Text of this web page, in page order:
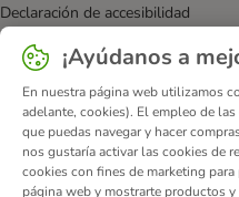
Declaración de accesibilidad
© zooplus SE2026
¡Ayúdanos a
En nuestra página web utilizamos
adelante, cookies). El empleo de
que puedas navegar y hacer
nos gustaría activar las cookies de
cookies con fines de marketing
página web y mostrarte productos